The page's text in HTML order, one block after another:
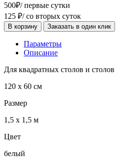
500₽/ первые сутки
125 ₽/ со вторых суток
В корзину Заказать в один клик
Параметры
Описание
Для квадратных столов и столов
120 х 60 см
Размер
1,5 х 1,5 м
Цвет
белый